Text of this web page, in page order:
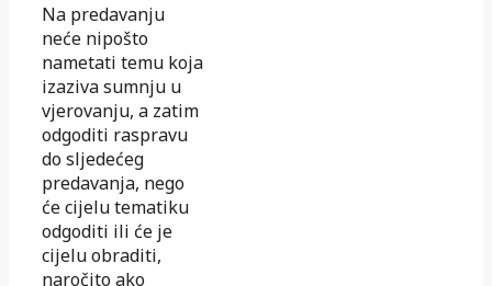
Na predavanju
neće nipošto
nametati temu koja
izaziva sumnju u
vjerovanju, a zatim
odgoditi raspravu
do sljedećeg
predavanja, nego
će cijelu tematiku
odgoditi ili će je
cijelu obraditi,
naročito ako